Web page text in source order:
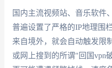
国内主流视频站、音乐软件
普遍设置了严格的IP地理围
来自境外，就会自动触发限
或网上搜到的所谓"回国vpn